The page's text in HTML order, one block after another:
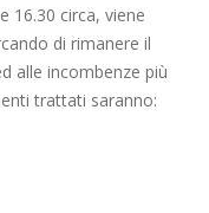
16.30 circa, viene
di rimanere il
alle incombenze più
trattati saranno: